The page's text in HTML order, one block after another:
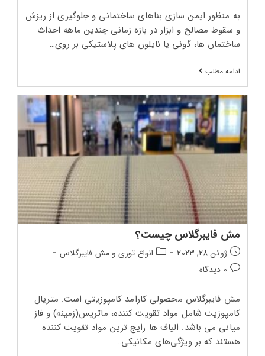
برند
مارامو
در
نمایشگاه
بین‌المللی
به منظور ایمن سازی بناهای ساختمانی و جلوگیری از ریزش
و سقوط مصالح و ابزار در بازه زمانی چندین ماهه احداث
ساختمان ها، گونی یا نایلون های پلاستیکی بر روی…
ادامه مطلبتوری
فایبر
گلاس
ایمنی
داربست
مش فایبرگلاس چیست؟
تاریخ
انتشار
پست:
ژوئن 28, 2023
دسته‌بندی
انواع توری و مش فایبرگلاس
دیدگاه‌های
0 دیدگاه
مش فایبرگلاس محصولی کارامد کامپوزیتی است. متریال
کامپوزیت شامل مواد تقویت کننده، ماتریس(زمینه) و فاز
میانی می باشد. الیاف ‌ها رایج ‌ترین مواد تقویت کننده
هستند که بر ویژگی‌های مکانیکی…